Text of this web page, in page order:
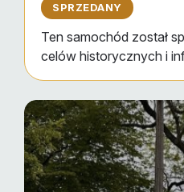
SPRZEDANY
Ten samochód został
celów historycznych i